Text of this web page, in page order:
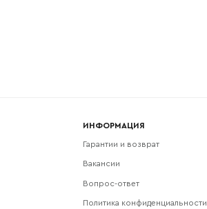
ИНФОРМАЦИЯ
Гарантии и возврат
Вакансии
Вопрос-ответ
Политика конфиденциальности